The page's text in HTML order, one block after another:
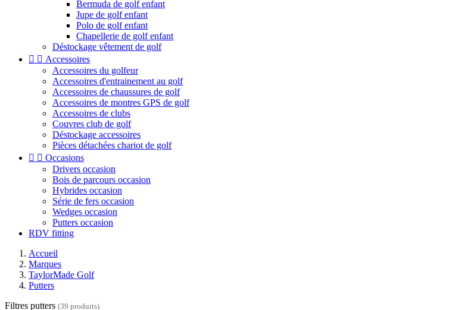
Bermuda de golf enfant
Jupe de golf enfant
Polo de golf enfant
Chapellerie de golf enfant
Déstockage vêtement de golf
  Accessoires
Accessoires du golfeur
Accessoires d'entrainement au golf
Accessoires de chaussures de golf
Accessoires de montres GPS de golf
Accessoires de clubs
Couvres club de golf
Déstockage accessoires
Pièces détachées chariot de golf
  Occasions
Drivers occasion
Bois de parcours occasion
Hybrides occasion
Série de fers occasion
Wedges occasion
Putters occasion
RDV fitting
Accueil
Marques
TaylorMade Golf
Putters
Filtres putters (39 produits)